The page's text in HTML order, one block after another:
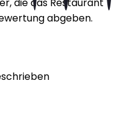
die das Restaurant
abgeben.